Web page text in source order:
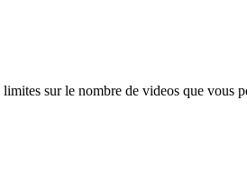
sur le nombre de videos que vous